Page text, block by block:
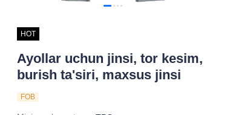
HOT
Ayollar uchun jinsi, tor kesim,
burish ta'siri, maxsus jinsi
FOB